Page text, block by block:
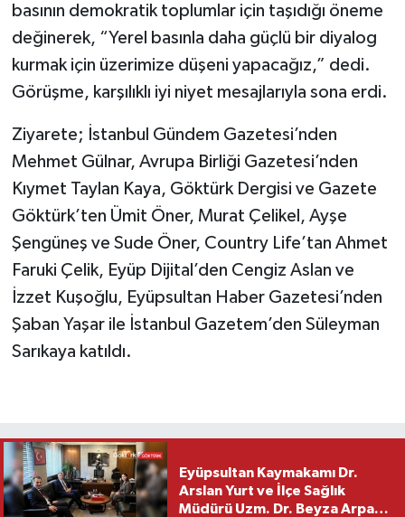
basının demokratik toplumlar için taşıdığı öneme
değinerek, “Yerel basınla daha güçlü bir diyalog
kurmak için üzerimize düşeni yapacağız,” dedi.
Görüşme, karşılıklı iyi niyet mesajlarıyla sona erdi.
Ziyarete; İstanbul Gündem Gazetesi’nden
Mehmet Gülnar, Avrupa Birliği Gazetesi’nden
Kıymet Taylan Kaya, Göktürk Dergisi ve Gazete
Göktürk’ten Ümit Öner, Murat Çelikel, Ayşe
Şengüneş ve Sude Öner, Country Life’tan Ahmet
Faruki Çelik, Eyüp Dijital’den Cengiz Aslan ve
İzzet Kuşoğlu, Eyüpsultan Haber Gazetesi’nden
Şaban Yaşar ile İstanbul Gazetem’den Süleyman
Sarıkaya katıldı.
Eyüpsultan Kaymakamı Dr.
Arslan Yurt ve İlçe Sağlık
Müdürü Uzm. Dr. Beyza Arpacı